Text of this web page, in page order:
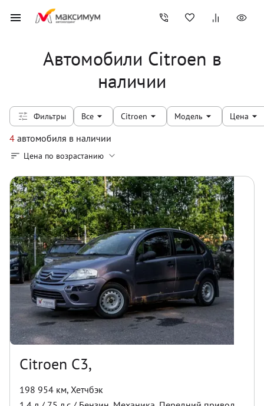
Автомобили Citroen в
наличии
Фильтры Все Citroen Модель Цена
4 автомобиля в наличии
Цена по возрастанию
Citroen C3,
198 954 км, Хетчбэк